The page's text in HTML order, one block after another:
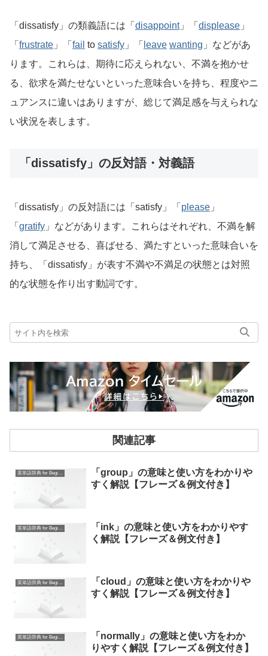
「dissatisfy」の類義語には「 disappoint」「 displease 」
「 frustrate 」「 fail to satisfy 」「 leave wanting 」などがあ
ります。これらは、期待に応えられない、不満を抱かせ
る、欲求を満たせないといった意味合いを持ち、程度やニ
ュアンスに違いはありますが、総じて満足感を与えられな
い状況を表します。
「dissatisfy」の反対語・対義語
「dissatisfy」の反対語には「satisfy」「 please 」
「 gratify 」などがあります。これらはそれぞれ、不満を解
消して満足させる、喜ばせる、満たすといった意味合いを
持ち、「dissatisfy」が表す不満や不満足の状態とは対照
的な状態を作り出す動詞です。
関連記事
英単語辞典 for Beginners
「group」の意味と使い方をわかりや
すく解説【フレーズ＆例文付き】
英単語辞典 for Beginners
「ink」の意味と使い方をわかりやす
く解説【フレーズ＆例文付き】
英単語辞典 for Beginners
「cloud」の意味と使い方をわかりや
すく解説【フレーズ＆例文付き】
英単語辞典 for Beginners
「normally」の意味と使い方をわか
りやすく解説【フレーズ＆例文付き】